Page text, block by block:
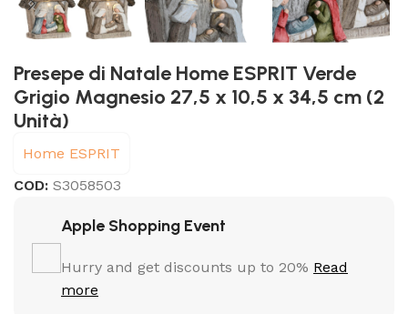
Presepe di Natale Home ESPRIT Verde
Grigio Magnesio 27,5 x 10,5 x 34,5 cm (2
Unità)
Home ESPRIT
COD:S3058503
Apple Shopping Event
Hurry and get discounts up to 20% Read
more